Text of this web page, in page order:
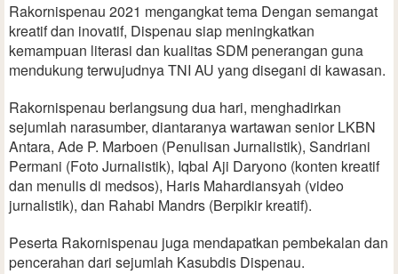
Rakornispenau 2021 mengangkat tema Dengan semangat
kreatif dan inovatif, Dispenau siap meningkatkan
kemampuan literasi dan kualitas SDM penerangan guna
mendukung terwujudnya TNI AU yang disegani di kawasan.
Rakornispenau berlangsung dua hari, menghadirkan
sejumlah narasumber, diantaranya wartawan senior LKBN
Antara, Ade P. Marboen (Penulisan Jurnalistik), Sandriani
Permani (Foto Jurnalistik), Iqbal Aji Daryono (konten kreatif
dan menulis di medsos), Haris Mahardiansyah (video
jurnalistik), dan Rahabi Mandrs (Berpikir kreatif).
Peserta Rakornispenau juga mendapatkan pembekalan dan
pencerahan dari sejumlah Kasubdis Dispenau.